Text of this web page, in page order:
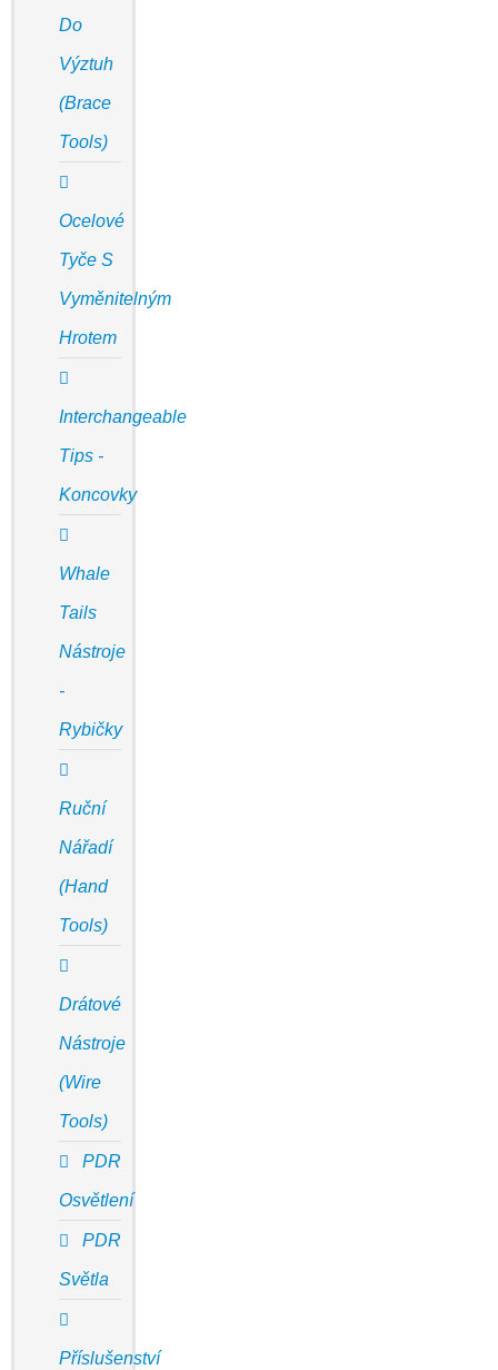
Do
Výztuh
(Brace
Tools)
Ocelové
Tyče S
Vyměnitelným
Hrotem
Interchangeable
Tips -
Koncovky
Whale
Tails
Nástroje
-
Rybičky
Ruční
Nářadí
(Hand
Tools)
Drátové
Nástroje
(Wire
Tools)
PDR
Osvětlení
PDR
Světla
Příslušenství